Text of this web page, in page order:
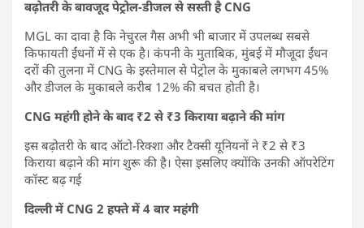
बढ़ोतरीके बावजूद पेट्रोल-डीजल से सस्ती है CNG
MGL का दावा है कि नेचुरल गैस अभी भी बाजार में उपलब्ध सबसे
किफायती ईंधनों में से एक है। कंपनी के मुताबिक, मुंबई में मौजूदा ईंधन
दरों की तुलना में CNG के इस्तेमाल से पेट्रोल के मुकाबले लगभग 45%
और डीजल के मुकाबले करीब 12% की बचत होती है।
CNG महंगी होने के बाद ₹2 से ₹3 किराया बढ़ाने की मांग
इस बढ़ोतरी के बाद ऑटो-रिक्शा और टैक्सी यूनियनों ने ₹2 से ₹3
किराया बढ़ाने की मांग शुरू की है। ऐसा इसलिए क्योंकि उनकी ऑपरेटिंग
कॉस्ट बढ़ गई
दिल्ली में CNG 2 हफ्ते में 4 बार महंगी